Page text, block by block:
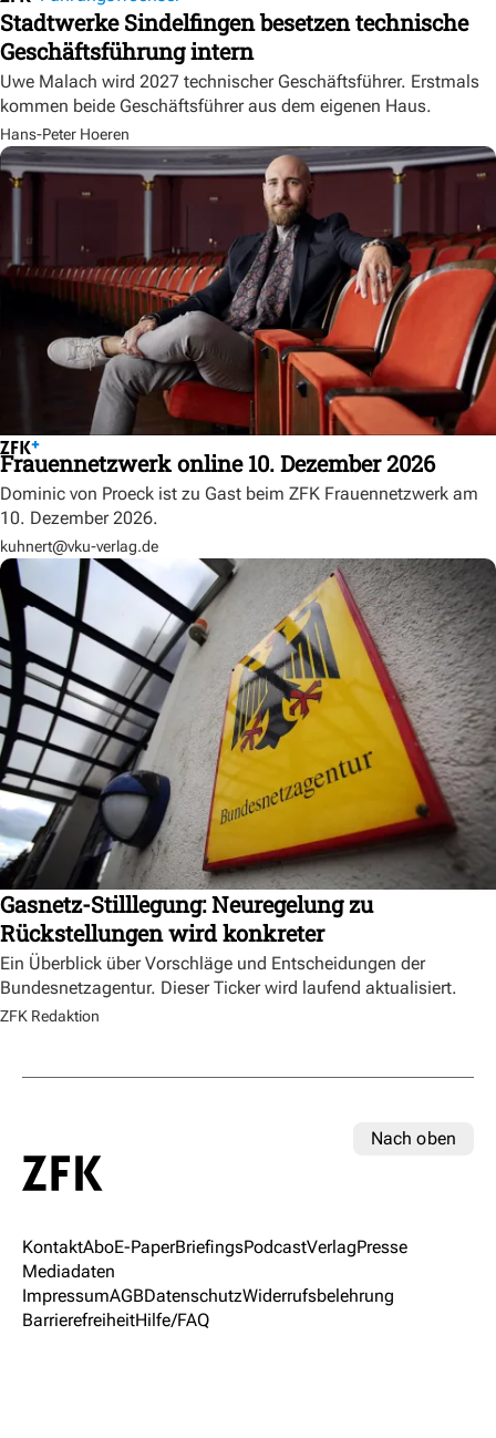
Stadtwerke Sindelfingen besetzen technische
Geschäftsführung intern
Uwe Malach wird 2027 technischer Geschäftsführer. Erstmals
kommen beide Geschäftsführer aus dem eigenen Haus.
Hans-Peter Hoeren
Frauennetzwerk online 10. Dezember 2026
Dominic von Proeck ist zu Gast beim ZFK Frauennetzwerk am
10. Dezember 2026.
kuhnert@vku-verlag.de
Gasnetz-Stilllegung: Neuregelung zu
Rückstellungen wird konkreter
Ein Überblick über Vorschläge und Entscheidungen der
Bundesnetzagentur. Dieser Ticker wird laufend aktualisiert.
ZFK Redaktion
Nach oben
KontaktAboE-PaperBriefingsPodcastVerlagPresse
Mediadaten
ImpressumAGBDatenschutzWiderrufsbelehrung
BarrierefreiheitHilfe/FAQ